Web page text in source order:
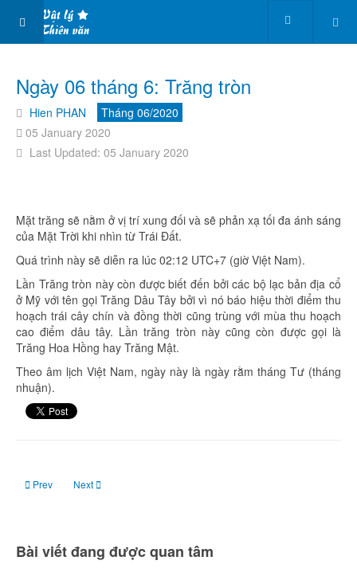
Ngày 06 tháng 6: Trăng tròn
Hien PHAN
Tháng 06/2020
05 January 2020
Last Updated: 05 January 2020
Mặt trăng sẽ nằm ở vị trí xung đối và sẽ phản xạ tối đa ánh sáng
của Mặt Trời khi nhìn từ Trái Đất.
Quá trình này sẽ diễn ra lúc 02:12 UTC+7 (giờ Việt Nam).
Lần Trăng tròn này còn được biết đến bởi các bộ lạc bản địa cổ
ở Mỹ với tên gọi Trăng Dâu Tây bởi vì nó báo hiệu thời điểm thu
hoạch trái cây chín và đồng thời cũng trùng với mùa thu hoạch
cao điểm dâu tây. Lần trăng tròn này cũng còn được gọi là
Trăng Hoa Hồng hay Trăng Mật.
Theo âm lịch Việt Nam, ngày này là ngày rằm tháng Tư (tháng
nhuận).
Previous article: Đêm 05, rạng sáng 06 tháng 6: Nguyệt thực nửa tối
Prev Next article: Ngày 21 tháng 6: Hạ chí ở bán cầu bắc
Next
Bài viết đang được quan tâm